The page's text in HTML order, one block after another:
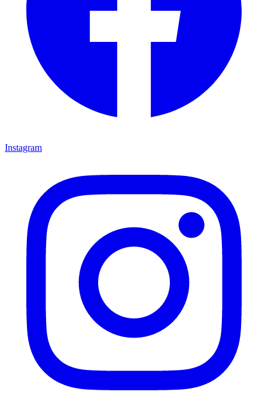
Instagram